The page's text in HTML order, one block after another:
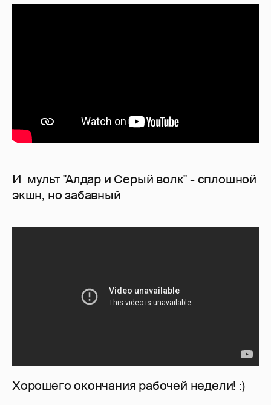
И мульт "Алдар и Серый волк" - сплошной
экшн, но забавный
Хорошего окончания рабочей недели! :)